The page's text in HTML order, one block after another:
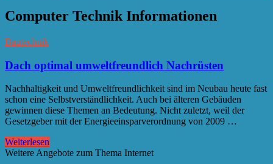
Computer Technik Informationen
Bautechnik
Dach optimal umweltfreundlich Nachrüsten
Nachhaltigkeit und Umweltfreundlichkeit sind im Neubau heute fast
schon eine Selbstverständlichkeit. Auch bei älteren Gebäuden
gewinnen diese Themen an Bedeutung. Nicht zuletzt, weil der
Gesetzgeber mit der Energieeinsparverordnung von 2009 …
Weiterlesen
Weitere Angebote zum Thema Internet